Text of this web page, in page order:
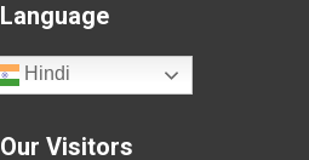
Language
Hindi
Our Visitors